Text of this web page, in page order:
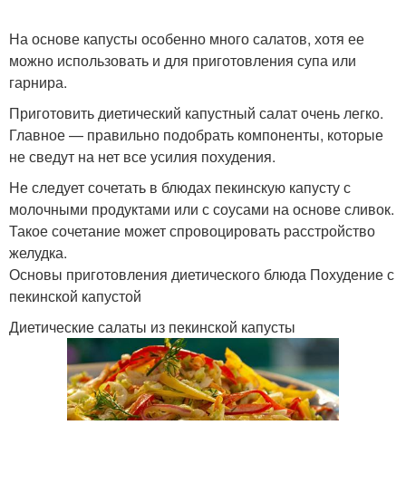
На основе капусты особенно много салатов, хотя ее
можно использовать и для приготовления супа или
гарнира.
Приготовить диетический капустный салат очень легко.
Главное — правильно подобрать компоненты, которые
не сведут на нет все усилия похудения.
Не следует сочетать в блюдах пекинскую капусту с
молочными продуктами или с соусами на основе сливок.
Такое сочетание может спровоцировать расстройство
желудка.
Основы приготовления диетического блюда Похудение с
пекинской капустой
Диетические салаты из пекинской капусты